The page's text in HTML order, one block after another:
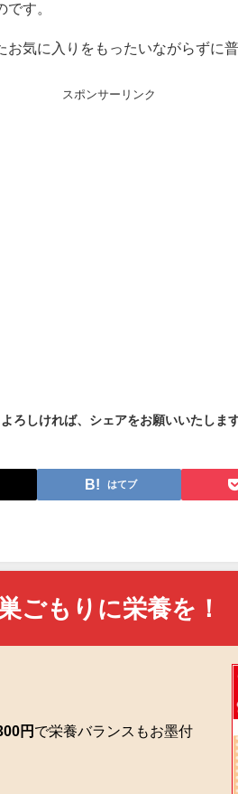
す。
気に入りをもったいながらずに
スポンサーリンク
ろしければ、シェアをお願いいたします
はてブ
ごもりに栄養を！
円 で栄養バランスもお墨付